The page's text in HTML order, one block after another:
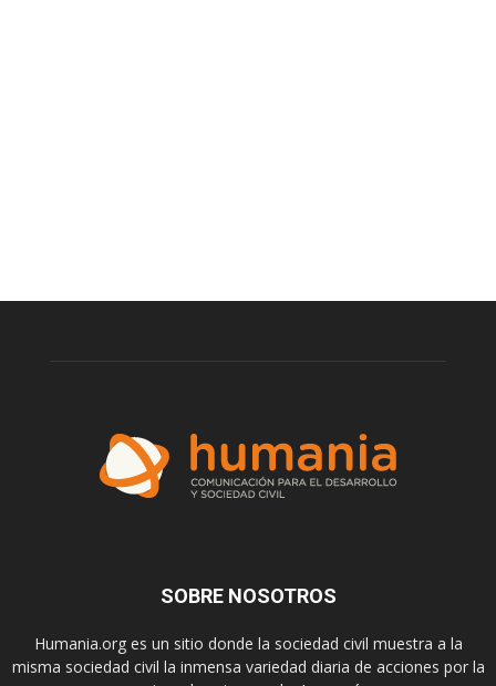
SOBRE NOSOTROS
Humania.org es un sitio donde la sociedad civil muestra a la
misma sociedad civil la inmensa variedad diaria de acciones por la